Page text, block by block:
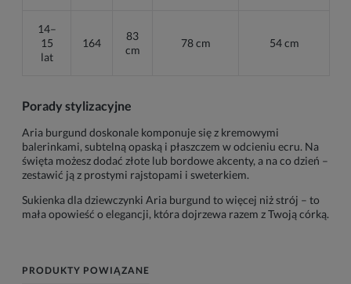
14–
15
lat
164
83
cm
78 cm 54 cm
Porady stylizacyjne
Aria burgund doskonale komponuje się z kremowymi
balerinkami, subtelną opaską i płaszczem w odcieniu ecru. Na
święta możesz dodać złote lub bordowe akcenty, a na co dzień –
zestawić ją z prostymi rajstopami i sweterkiem.
Sukienka dla dziewczynki Aria burgund to więcej niż strój – to
mała opowieść o elegancji, która dojrzewa razem z Twoją córką.
PRODUKTY POWIĄZANE